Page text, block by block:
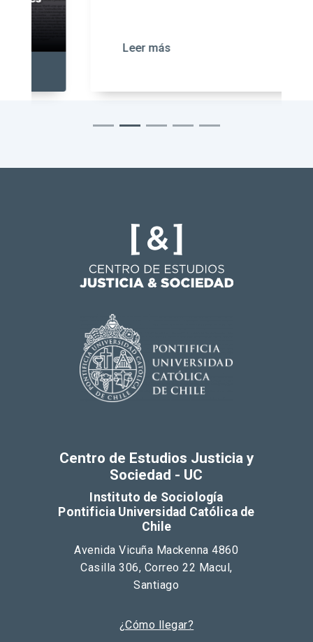
Leer más
Centro de Estudios Justicia y
Sociedad - UC
Instituto de Sociología
Pontificia Universidad Católica de
Chile
Avenida Vicuña Mackenna 4860
Casilla 306, Correo 22 Macul,
Santiago
¿Cómo llegar?